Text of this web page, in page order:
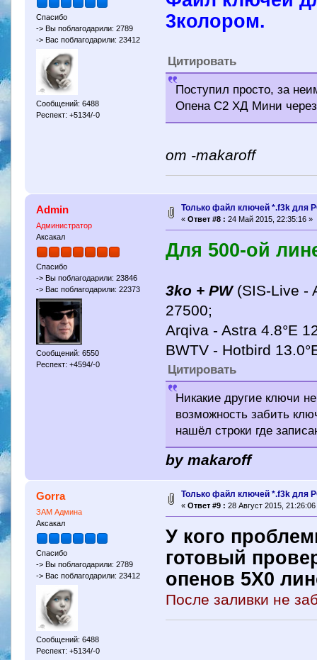
Спасибо
-> Вы поблагодарили: 2789
-> Вас поблагодарили: 23412
Сообщений: 6488
Респект: +5134/-0
3колором.
Цитировать
Поступил просто, за
Опена С2 ХД Мини
от -makaroff
Admin
Администратор
Аксакал
Спасибо
-> Вы поблагодарили: 23846
-> Вас поблагодарили: 22373
Сообщений: 6550
Респект: +4594/-0
Только файл ключей *.f3k для
« Ответ #8 : 24 Май 2015, 22:35:16 »
Для 500-ой
3ko + PW(SIS-Live -
27500;
Arqiva - Astra 4.8°E
BWTV - Hotbird
Цитировать
Никакие другие ключи
возможность забить
нашёл строки где
by makaroff
Gorra
ЗАМ Админа
Аксакал
Спасибо
-> Вы поблагодарили: 2789
-> Вас поблагодарили: 23412
Сообщений: 6488
Респект: +5134/-0
Только файл ключей *.f3k для
« Ответ #9 : 28 Август 2015, 21:26:06
У кого
готовый
опенов 5Х0
После заливки не